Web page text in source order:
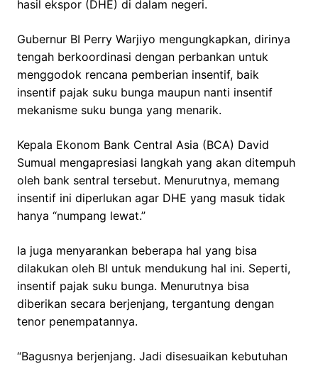
hasil ekspor (DHE) di dalam negeri.
Gubernur BI Perry Warjiyo mengungkapkan, dirinya
tengah berkoordinasi dengan perbankan untuk
menggodok rencana pemberian insentif, baik
insentif pajak suku bunga maupun nanti insentif
mekanisme suku bunga yang menarik.
Kepala Ekonom Bank Central Asia (BCA) David
Sumual mengapresiasi langkah yang akan ditempuh
oleh bank sentral tersebut. Menurutnya, memang
insentif ini diperlukan agar DHE yang masuk tidak
hanya “numpang lewat.”
Ia juga menyarankan beberapa hal yang bisa
dilakukan oleh BI untuk mendukung hal ini. Seperti,
insentif pajak suku bunga. Menurutnya bisa
diberikan secara berjenjang, tergantung dengan
tenor penempatannya.
“Bagusnya berjenjang. Jadi disesuaikan kebutuhan